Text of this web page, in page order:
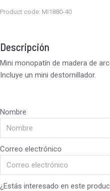
Product code: MI1880-40
Descripción
Mini monopatín de madera de
Incluye un mini destornillador.
Nombre
Correo electrónico
¿Estás interesado en este